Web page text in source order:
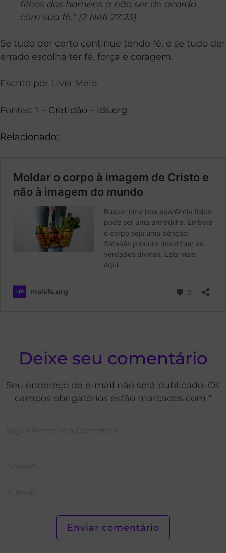
filhos dos homens a não ser de acordo
com sua fé.” (2 Néfi 27:23)
Se tudo der certo continue tendo fé, e se tudo der
errado escolha ter fé, força e coragem.
Escrito por Lívia Melo
Fontes: 1 – Gratidão – lds.org
Relacionado:
Deixe seu comentário
Seu endereço de e-mail não será publicado. Os
campos obrigatórios estão marcados com *